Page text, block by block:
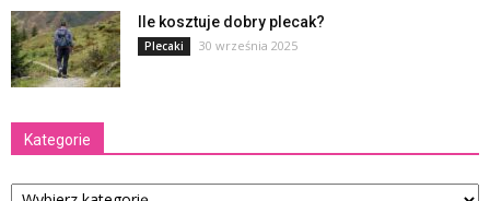
Ile kosztuje dobry plecak?
Plecaki 30 września 2025
Kategorie
Kategorie